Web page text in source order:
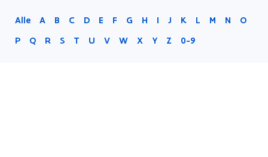
Alle A B C D E F G H I J K L M N
O
P
Q R S T U V W X Y Z 0-9